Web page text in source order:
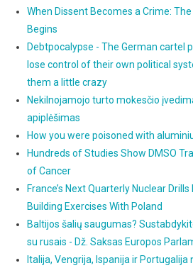
When Dissent Becomes a Crime:
Begins
Debtpocalypse - The German cartel
lose control of their own political
them a little crazy
Nekilnojamojo turto mokesčio
apiplėšimas
How you were poisoned with
Hundreds of Studies Show DMSO
of Cancer
France’s Next Quarterly Nuclear
Building Exercises With Poland
Baltijos šalių saugumas?
su rusais - Dž. Saksas Europos
Italija, Vengrija, Ispanija ir